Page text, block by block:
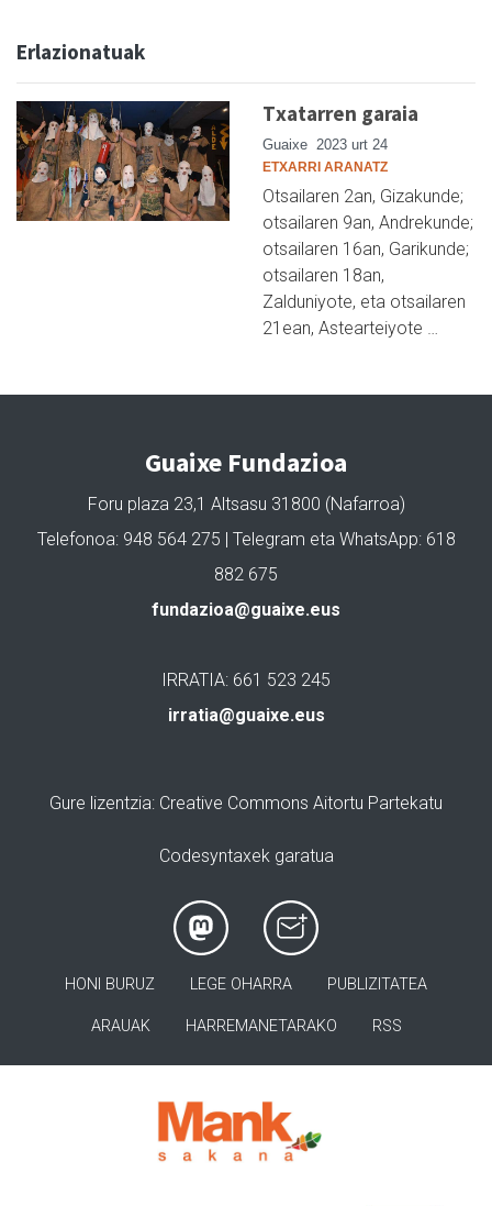
Erlazionatuak
Txatarren garaia
Guaixe 2023 urt 24
ETXARRI ARANATZ
Otsailaren 2an, Gizakunde;
otsailaren 9an, Andrekunde;
otsailaren 16an, Garikunde;
otsailaren 18an,
Zalduniyote, eta otsailaren
21ean, Astearteiyote …
Guaixe Fundazioa
Foru plaza 23,1 Altsasu 31800 (Nafarroa)
Telefonoa: 948 564 275 | Telegram eta WhatsApp: 618
882 675
fundazioa@guaixe.eus
IRRATIA: 661 523 245
irratia@guaixe.eus
Gure lizentzia: Creative Commons Aitortu Partekatu
Codesyntaxek garatua
HONI BURUZ LEGE OHARRA PUBLIZITATEA
ARAUAK HARREMANETARAKO RSS